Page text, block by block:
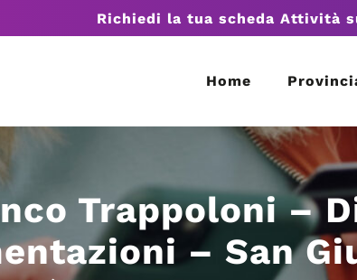
Richiedi la tua scheda Attività
Home
Trappoloni –
– San